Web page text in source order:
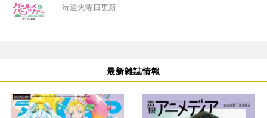
毎週火曜日更新
最新雑誌情報